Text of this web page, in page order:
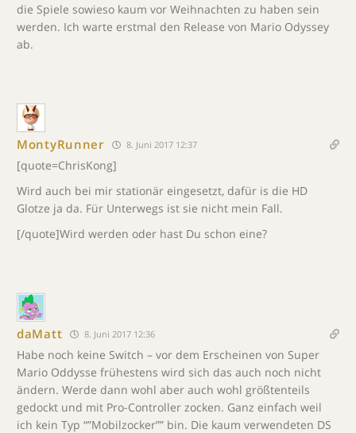
die Spiele sowieso kaum vor Weihnachten zu haben sein
werden. Ich warte erstmal den Release von Mario Odyssey
ab.
MontyRunner 8. Juni 2017 12:37
[quote=ChrisKong]
Wird auch bei mir stationär eingesetzt, dafür is die HD
Glotze ja da. Für Unterwegs ist sie nicht mein Fall.
[/quote]Wird werden oder hast Du schon eine?
daMatt 8. Juni 2017 12:36
Habe noch keine Switch – vor dem Erscheinen von Super
Mario Oddysse frühestens wird sich das auch noch nicht
ändern. Werde dann wohl aber auch wohl größtenteils
gedockt und mit Pro-Controller zocken. Ganz einfach weil
ich kein Typ “”Mobilzocker”” bin. Die kaum verwendeten DS